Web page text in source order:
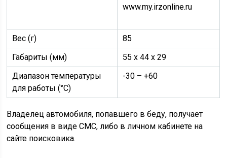
www.my.irzonline.ru
Вес (г)
85
Габариты (мм)
55 х 44 х 29
Диапазон температуры
для работы (°C)
-30 – +60
Владелец автомобиля, попавшего в беду, получает
сообщения в виде СМС, либо в личном кабинете на
сайте поисковика.